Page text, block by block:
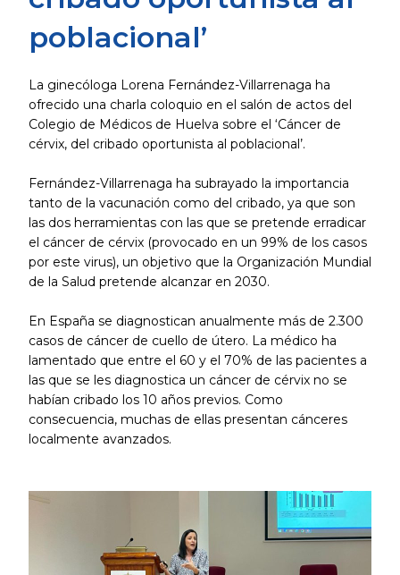
poblacional’
La ginecóloga Lorena Fernández-Villarrenaga ha
ofrecido una charla coloquio en el salón de actos del
Colegio de Médicos de Huelva sobre el ‘Cáncer de
cérvix, del cribado oportunista al poblacional’.
Fernández-Villarrenaga ha subrayado la importancia
tanto de la vacunación como del cribado, ya que son
las dos herramientas con las que se pretende erradicar
el cáncer de cérvix (provocado en un 99% de los casos
por este virus), un objetivo que la Organización Mundial
de la Salud pretende alcanzar en 2030.
En España se diagnostican anualmente más de 2.300
casos de cáncer de cuello de útero. La médico ha
lamentado que entre el 60 y el 70% de las pacientes a
las que se les diagnostica un cáncer de cérvix no se
habían cribado los 10 años previos. Como
consecuencia, muchas de ellas presentan cánceres
localmente avanzados.